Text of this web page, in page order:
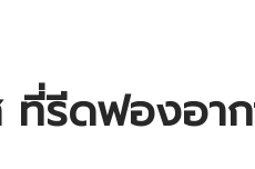
ที่รีดฟองอา